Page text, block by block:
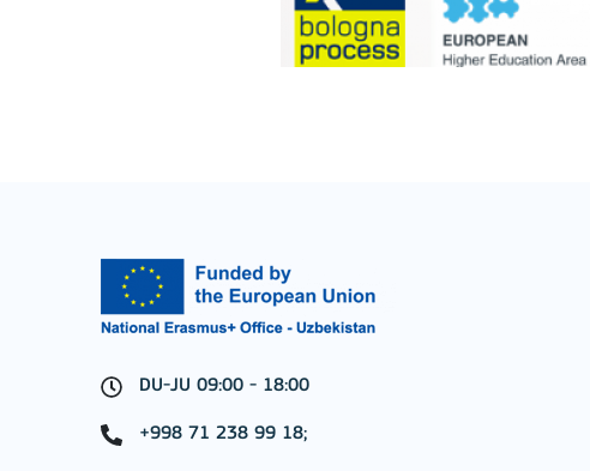
BATAFSIL
DU-JU 09:00 - 18:00
+998 71 238 99 18;